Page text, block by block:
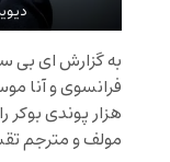
به گزارش ای بی
هزار پوندی بوکر
مولف و مترجم